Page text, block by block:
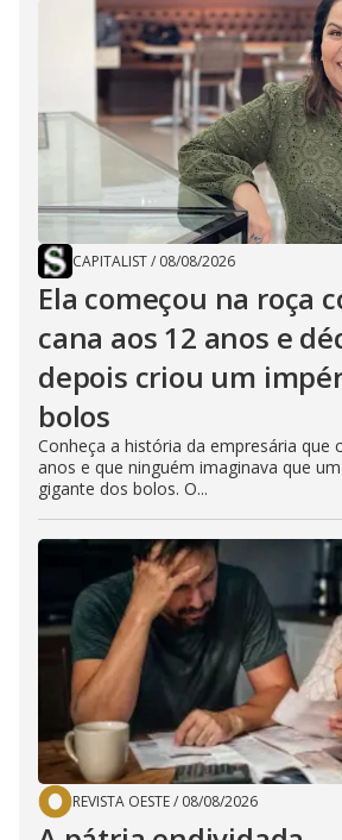
CAPITALIST/ 08/08/2026
Ela começou na roça
cana aos 12 anos e
depois criou um
bolos
Conheça a história da empresária que
anos e que ninguém imaginava que
gigante dos bolos. O...
REVISTA OESTE/ 08/08/2026